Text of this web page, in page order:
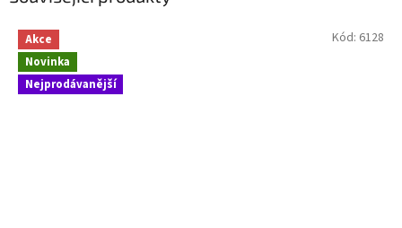
Akce
Novinka
Nejprodávanější
Kód: 6128